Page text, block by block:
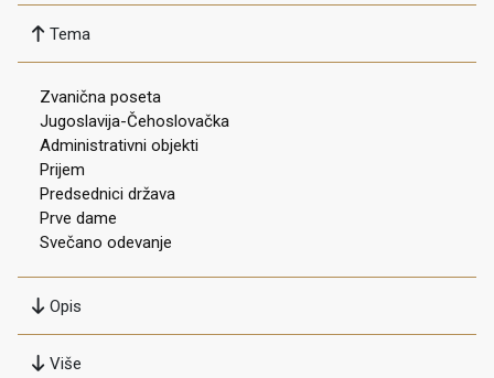
Tema
Zvanična poseta
Jugoslavija-Čehoslovačka
Administrativni objekti
Prijem
Predsednici država
Prve dame
Svečano odevanje
Opis
Više